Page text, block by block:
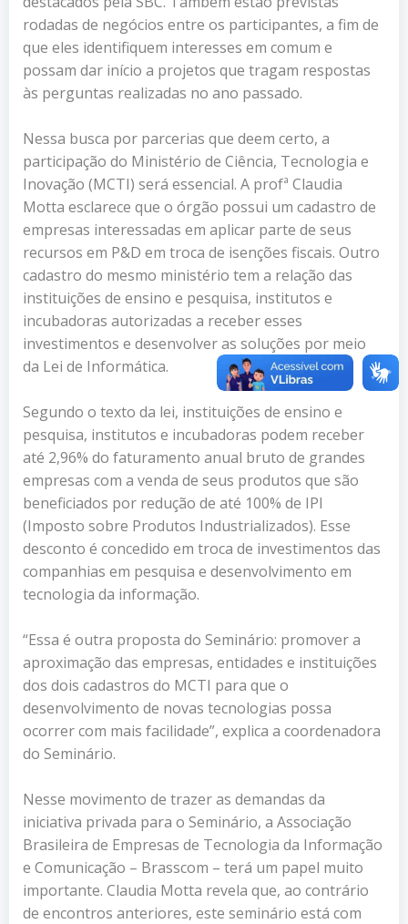
rodadas de negócios entre os participantes, a fim de
que eles identifiquem interesses em comum e
possam dar início a projetos que tragam respostas
às perguntas realizadas no ano passado.
Nessa busca por parcerias que deem certo, a
participação do Ministério de Ciência, Tecnologia e
Inovação (MCTI) será essencial. A profª Claudia
Motta esclarece que o órgão possui um cadastro de
empresas interessadas em aplicar parte de seus
recursos em P&D em troca de isenções fiscais. Outro
cadastro do mesmo ministério tem a relação das
instituições de ensino e pesquisa, institutos e
incubadoras autorizadas a receber esses
investimentos e desenvolver as soluções por meio
da Lei de Informática.
Segundo o texto da lei, instituições de ensino e
pesquisa, institutos e incubadoras podem receber
até 2,96% do faturamento anual bruto de grandes
empresas com a venda de seus produtos que são
beneficiados por redução de até 100% de IPI
(Imposto sobre Produtos Industrializados). Esse
desconto é concedido em troca de investimentos das
companhias em pesquisa e desenvolvimento em
tecnologia da informação.
“Essa é outra proposta do Seminário: promover a
aproximação das empresas, entidades e instituições
dos dois cadastros do MCTI para que o
desenvolvimento de novas tecnologias possa
ocorrer com mais facilidade”, explica a coordenadora
do Seminário.
Nesse movimento de trazer as demandas da
iniciativa privada para o Seminário, a Associação
Brasileira de Empresas de Tecnologia da Informação
e Comunicação – Brasscom – terá um papel muito
importante. Claudia Motta revela que, ao contrário
de encontros anteriores, este seminário está com